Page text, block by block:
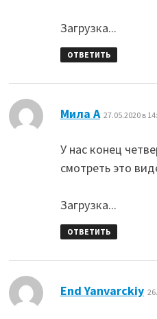
Загрузка...
ОТВЕТИТЬ
Мила А 27.05.2020 в
У нас конец
смотреть это
Загрузка...
ОТВЕТИТЬ
End Yanvarckiy: